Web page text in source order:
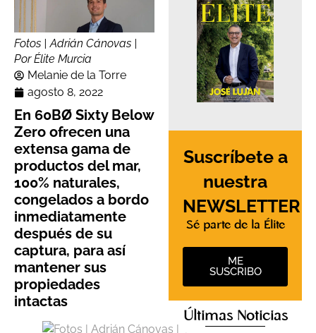
Fotos | Adrián Cánovas |
Por Élite Murcia
Melanie de la Torre
agosto 8, 2022
En 60BØ Sixty Below
Zero ofrecen una
extensa gama de
productos del mar,
100% naturales,
congelados a bordo
inmediatamente
después de su
captura, para así
mantener sus
propiedades
intactas
Suscríbete a
nuestra
NEWSLETTER
Sé parte de la Élite
ME
SUSCRIBO
Últimas Noticias